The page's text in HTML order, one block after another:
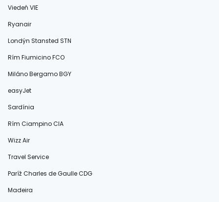
Viedeň VIE
Ryanair
Londýn Stansted STN
Rím Fiumicino FCO
Miláno Bergamo BGY
easyJet
Sardínia
Rím Ciampino CIA
Wizz Air
Travel Service
Paríž Charles de Gaulle CDG
Madeira